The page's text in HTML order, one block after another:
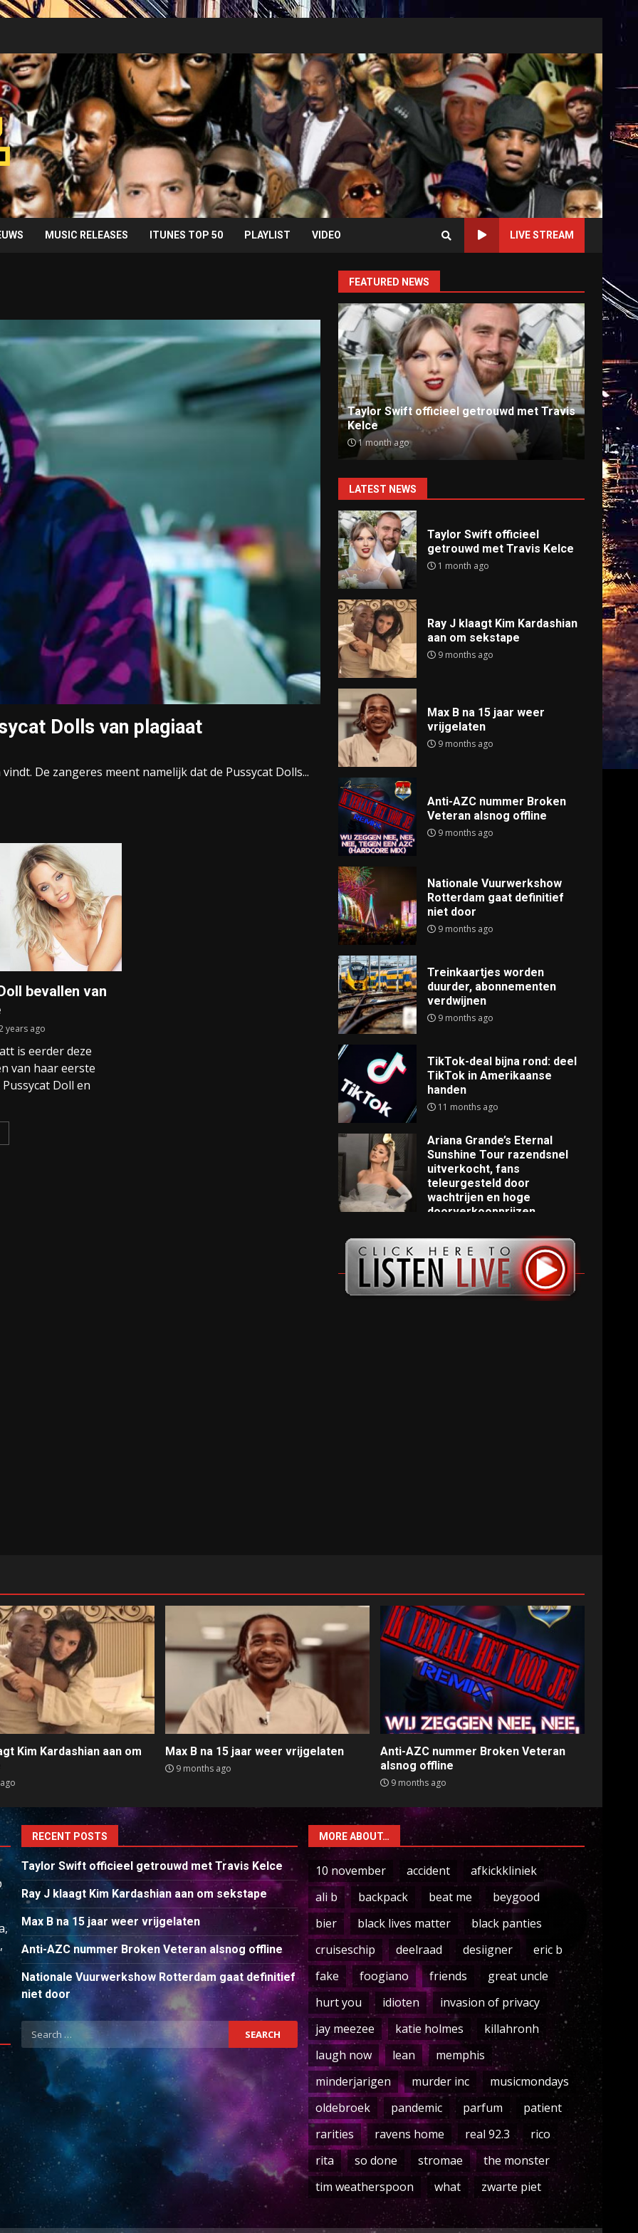
MUSIC RELEASES ITUNES TOP 50 PLAYLIST VIDEO LIVE STREAM
Dolls van plagiaat
De zangeres meent namelijk dat de Pussycat Dolls...
bevallen van
years ago
is eerder deze
van haar eerste
Doll en
FEATURED NEWS
Taylor Swift officieel getrouwd met Travis
Kelce
Ray J klaagt Kim Kardashian aan om
sekstape
9 months ago
Anti-
9
LATEST NEWS
Taylor Swift officieel
getrouwd met Travis Kelce
1 month ago
Ray J klaagt Kim Kardashian
aan om sekstape
9 months ago
Max B na 15 jaar weer
vrijgelaten
9 months ago
Anti-AZC nummer Broken
Veteran alsnog offline
9 months ago
Nationale Vuurwerkshow
Rotterdam gaat definitief
niet door
9 months ago
Treinkaartjes worden
duurder, abonnementen
verdwijnen
9 months ago
TikTok-deal bijna rond: deel
TikTok in Amerikaanse
handen
11 months ago
Ariana Grande’s Eternal
Sunshine Tour razendsnel
uitverkocht, fans
teleurgesteld door
wachtrijen en hoge
doorverkoopprijzen
Kim Kardashian aan om
Max B na 15 jaar weer vrijgelaten
9 months ago
Anti-AZC nummer Broken Veteran
alsnog offline
9 months ago
RECENT POSTS
Taylor Swift officieel getrouwd met Travis Kelce
Ray J klaagt Kim Kardashian aan om sekstape
Max B na 15 jaar weer vrijgelaten
Anti-AZC nummer Broken Veteran alsnog offline
Nationale Vuurwerkshow Rotterdam gaat definitief
niet door
Search
for:
MORE ABOUT…
10 november accident
afkickkliniek
ali b
backpack beat me
beygood
bier
black lives matter
black panties
cruiseschip
deelraad desiigner
eric b
fake
foogiano friends
great uncle
hurt you
idioten
invasion of privacy
jay meezee
katie holmes
killahronh
laugh now
lean
memphis
minderjarigen
murder inc
musicmondays
oldebroek
pandemic parfum
patient
rarities
ravens home real 92.3
rico
rita
so done stromae
the monster
tim weatherspoon
what zwarte piet